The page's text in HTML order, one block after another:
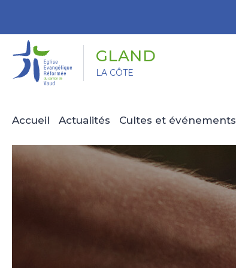
GLAND
LA CÔTE
Accueil Actualités Cultes et événements